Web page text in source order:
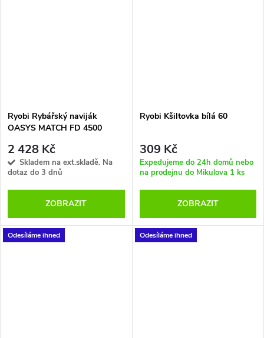
Ryobi Rybářský naviják
OASYS MATCH FD 4500
2 428 Kč
Skladem na ext.skladě. Na
dotaz do 3 dnů
ZOBRAZIT
Ryobi Kšiltovka bílá 60
309 Kč
Expedujeme do 24h domů nebo
na prodejnu do Mikulova 1 ks
ZOBRAZIT
Odesíláme ihned Odesíláme ihned